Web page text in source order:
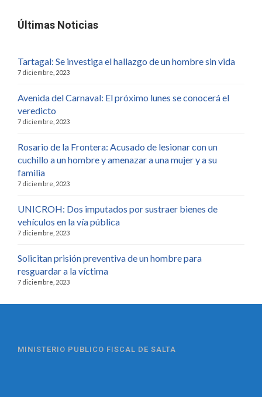
Últimas Noticias
Tartagal: Se investiga el hallazgo de un hombre sin vida
7 diciembre, 2023
Avenida del Carnaval: El próximo lunes se conocerá el
veredicto
7 diciembre, 2023
Rosario de la Frontera: Acusado de lesionar con un
cuchillo a un hombre y amenazar a una mujer y a su
familia
7 diciembre, 2023
UNICROH: Dos imputados por sustraer bienes de
vehículos en la vía pública
7 diciembre, 2023
Solicitan prisión preventiva de un hombre para
resguardar a la víctima
7 diciembre, 2023
MINISTERIO PUBLICO FISCAL DE SALTA